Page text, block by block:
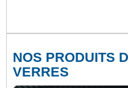
NOS PRODUITS
VERRES